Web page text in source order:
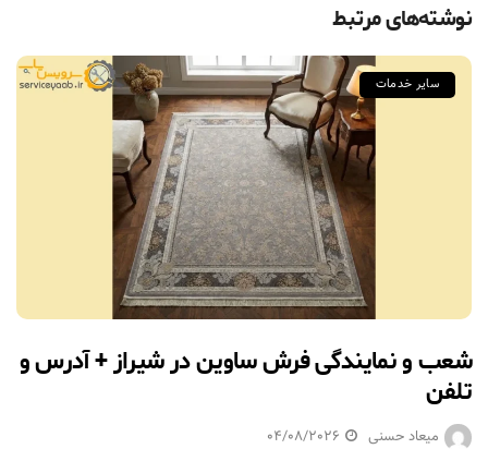
نوشته‌های مرتبط
سایر خدمات
شعب و نمایندگی فرش ساوین در شیراز + آدرس و
تلفن
میعاد حسنی 04/08/2026